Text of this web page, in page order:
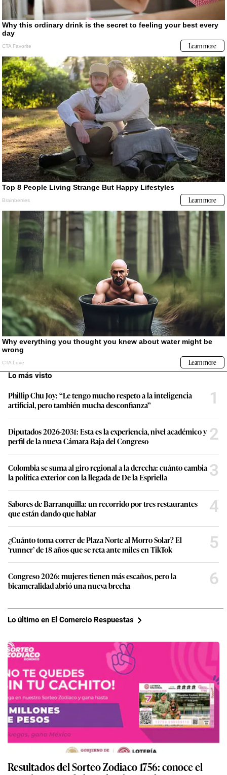
Lo más visto
Phillip Chu Joy: “Le tengo mucho respeto a la inteligencia
artificial, pero también mucha desconfianza”
1
Diputados 2026-2031: Esta es la experiencia, nivel académico y
perfil de la nueva Cámara Baja del Congreso
2
Colombia se suma al giro regional a la derecha: cuánto cambia
la política exterior con la llegada de De la Espriella
3
Sabores de Barranquilla: un recorrido por tres restaurantes
que están dando que hablar
4
¿Cuánto toma correr de Plaza Norte al Morro Solar? El
‘runner’ de 18 años que se reta ante miles en TikTok
5
Congreso 2026: mujeres tienen más escaños, pero la
bicameralidad abrió una nueva brecha
6
Lo último en El Comercio Respuestas
Resultados del Sorteo Zodiaco 1756: conoce el